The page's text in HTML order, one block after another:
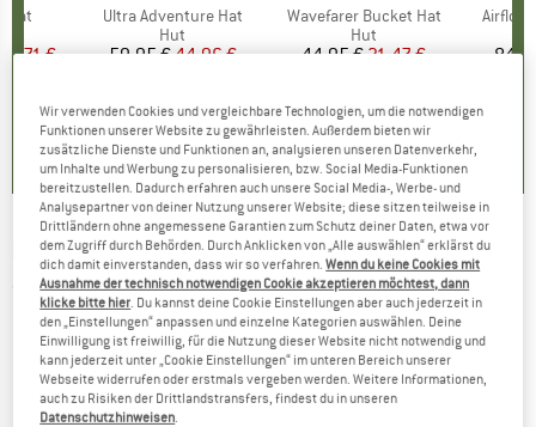
Hat
Preis
€
)
Artikel
Ultra Adventure Hat
Produktgruppe
Hut
Preis
59,95 € reduzierter Preis
44,96 €
4,8(79)
Artikel
Wavefarer Bucket Hat
Produktgruppe
Hut
Preis
44,95 €reduzierter Preis
31,47 €
4,6(16)
Artikel
Airflo
HELLY HANSEN -Souwester - Hut
(0)
Wir verwenden Cookies und vergleichbare Technologien, um die notwendigen
Funktionen unserer Website zu gewährleisten. Außerdem bieten wir
zusätzliche Dienste und Funktionen an, analysieren unseren Datenverkehr,
um Inhalte und Werbung zu personalisieren, bzw. Social Media-Funktionen
bereitzustellen. Dadurch erfahren auch unsere Social Media-, Werbe- und
Analysepartner von deiner Nutzung unserer Website; diese sitzen teilweise in
Drittländern ohne angemessene Garantien zum Schutz deiner Daten, etwa vor
dem Zugriff durch Behörden. Durch Anklicken von „Alle auswählen“ erklärst du
dich damit einverstanden, dass wir so verfahren.Wenn du keine Cookies mit
Ausnahme der technisch notwendigen Cookie akzeptieren möchtest, dann
klicke bitte hier . Du kannst deine Cookie Einstellungen aber auch jederzeit in
den „Einstellungen“ anpassen und einzelne Kategorien auswählen. Deine
Einwilligung ist freiwillig, für die Nutzung dieser Website nicht notwendig und
kann jederzeit unter „Cookie Einstellungen“ im unteren Bereich unserer
Webseite widerrufen oder erstmals vergeben werden. Weitere Informationen,
auch zu Risiken der Drittlandstransfers, findest du in unseren
Datenschutzhinweisen